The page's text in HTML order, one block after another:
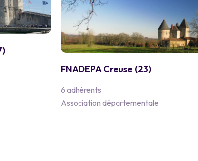
FNADEPA Creuse (23)
6 adhérents
Association départementale